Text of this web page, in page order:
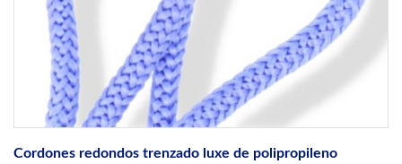
Cordones redondos trenzado luxe de polipropileno